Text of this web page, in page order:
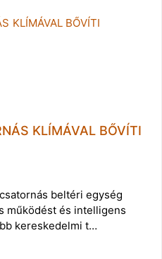
KLÍMÁVAL BŐVÍTI
beltéri egység
működést és intelligens
kereskedelmi t…